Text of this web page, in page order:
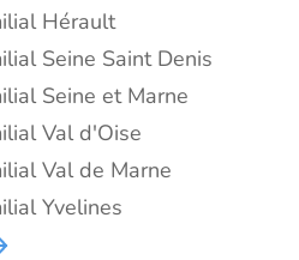
Hérault
Seine Saint Denis
Seine et Marne
Val d'Oise
Val de Marne
Yvelines